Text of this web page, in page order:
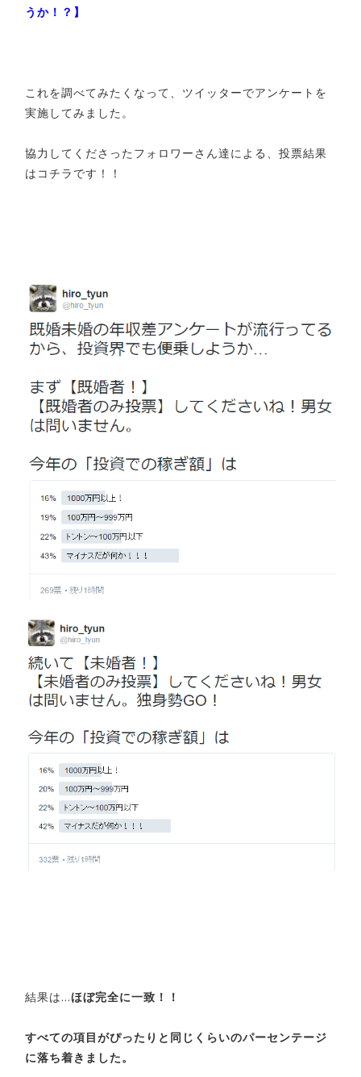
うか！？】
これを調べてみたくなって、ツイッターでアンケートを
実施してみました。
協力してくださったフォロワーさん達による、投票結果
はコチラです！！
結果は…ほぼ完全に一致！！
すべての項目がぴったりと同じくらいのパーセンテージ
に落ち着きました。